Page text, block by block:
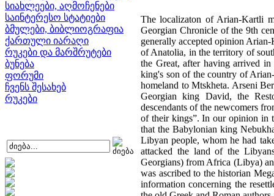
სიახლეები, აღმოჩენები
საინტერესო სტატიები
ბმულები, ბიბლიოგრაფია
ქართული იარაღი
რუკები და მარშრუტები
ბუნება
ფორუმი
ჩვენს შესახებ
რუკები
The localizaton of Arian-Kartli mentioned in the old Georgian Chronicles (e.g. “The Christening of Kartli”, the Georgian Chronicle of the 9th century) has been among the unsolved problems of Georgian historiography. By the generally accepted opinion Arian-KartIi should be searched south-west of modern Georgia, in the north-eastern parts of Anatolia, in the territory of south-western part of historical Georgia. As to “The Christening of Kartli”, Alexander the Great, after having arrived in Kartli (Iberia), installed his close supporter Azo as a king in Mtskheta. Azo is a king's son of the country of Arian-Kartli, and he took his countrymen and idols Gatsi and Ga with him from his old homeland to Mtskheta. Arseni Beri, the author of metaphrastical reduction of “The life of St. Nino” and tutor of the Georgian king David, the Restorer, explained this information in the following way: “We, Georgians, are descendants of the newcomers from Arian-Kartli, we speak their language and all the kings of Kartli are descendents of their kings”. In our opinion in the term “Arian-Kartli” was reflected the very popular idea of the Classical times, that the Babylonian king Nebukhadnezzar II of the 7th-6th centuries took the captives from among the Iberian and Libyan people, whom he had taken as prisones and resettled them on the right side of the Pontus Sea after having attacked the land of the Libyans and Iberians. The information about the migration of Iberians (i.e. ancient Georgians) from Africa (Libya) and the Iberian peninsula (Western Iberia) by the Babylonian king Nebukhadnezzar, was ascribed to the historian Megastenes of the late 4th - early 3rd centuries BC already at the Classical times. This information concerning the resettlement of the population of the Iberian peninsula to the Caucasus was created by the old Greek and Roman authors in consequence of wrong use of old ethnonyms. A similar phenomenon – a wrong use of an ethnonym – we have presumably also in Xenophons “Anabasis”. There in the final part only such countries and tribes were enumerated which, in accordance with the basic text, were on the route of Greeks. Among others there is mentioned an ethnonym “Hesperitae” (VII, VIII, 25). The problem of settlement of Hesperitae is a crucial one, because of their location, by some scholars, in Speri (İspir), on the upper flow of Chorokhi (Choruh), the Achaemenian empire is thought to be spread there at the beginning of 4th century BC and as the consequence the term “Arian-Kartli” should emerge as the reflection of the Iranian dominance in this part of Georgia, with the meaning Arian (or Persian) Kartli. /გვ. 53/ I think the fact must be taken into consideration that at the time of the identification of the Hesperitae and the definition of their location, Tiribas, mentioned in the final part of the “Anabasis” as a governor of the